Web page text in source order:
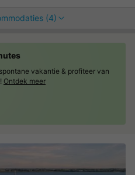
(4)
vakantie & profiteer van
Ontdek meer